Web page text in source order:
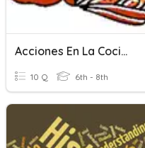
Acciones En La Cocina
10 Q 6th - 8th